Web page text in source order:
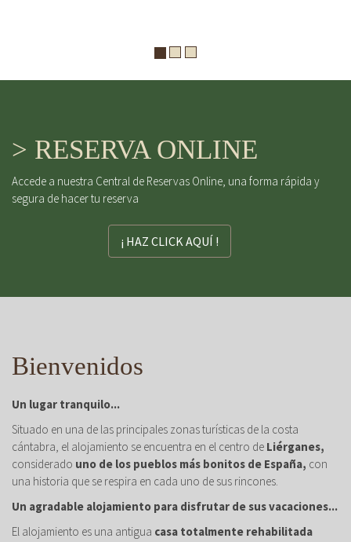
> RESERVA ONLINE
Accede a nuestra Central de Reservas Online, una forma rápida y
segura de hacer tu reserva
¡ HAZ CLICK AQUÍ !
Bienvenidos
Un lugar tranquilo...
Situado en una de las principales zonas turísticas de la costa
cántabra, el alojamiento se encuentra en el centro de Liérganes,
considerado uno de los pueblos más bonitos de España, con
una historia que se respira en cada uno de sus rincones.
Un agradable alojamiento para disfrutar de sus vacaciones...
El alojamiento es una antigua casa totalmente rehabilitada